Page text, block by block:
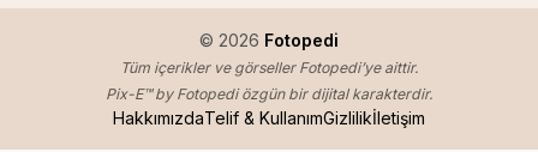
© 2026 Fotopedi
Tüm içerikler ve görseller Fotopedi’ye aittir.
Pix-E™ by Fotopedi özgün bir dijital karakterdir.
HakkımızdaTelif & KullanımGizlilikİletişim